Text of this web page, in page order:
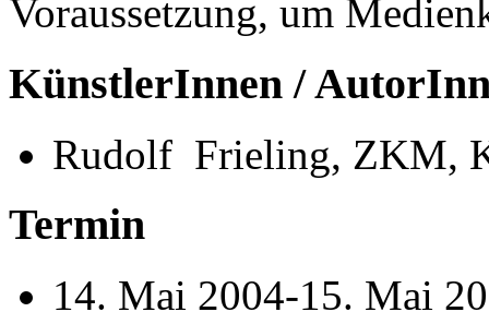
Voraussetzung, um
KünstlerInnen /
Rudolf Frieling, ZKM,
Termin
14. Mai 2004-15. Mai